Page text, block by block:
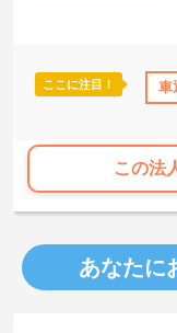
介護休暇取得実績あり
ここに注目！ 車
この法
あなたに